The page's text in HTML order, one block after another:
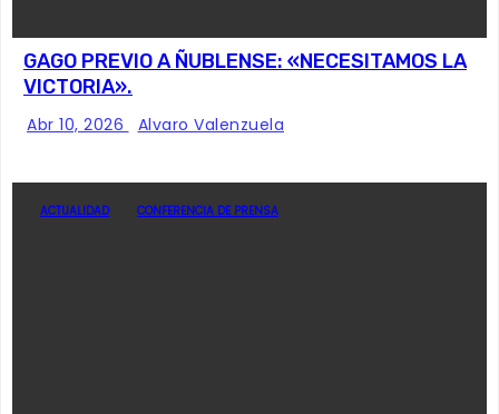
GAGO PREVIO A ÑUBLENSE: «NECESITAMOS LA
VICTORIA».
Abr 10, 2026 Alvaro Valenzuela
ACTUALIDAD CONFERENCIA DE PRENSA